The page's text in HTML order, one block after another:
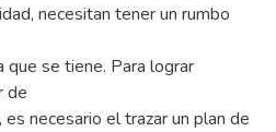
necesitan tener un rumbo
se tiene. Para lograr
de
necesario el trazar un plan de